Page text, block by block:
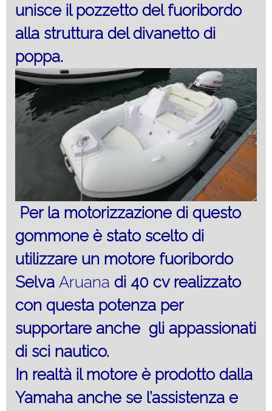
unisce il pozzetto del fuoribordo
alla struttura del divanetto di
poppa.
Per la motorizzazione di questo
gommone è stato scelto di
utilizzare un motore fuoribordo
Selva Aruana di 40 cv realizzato
con questa potenza per
supportare anche gli appassionati
di sci nautico.
In realtà il motore è prodotto dalla
Yamaha anche se l’assistenza e